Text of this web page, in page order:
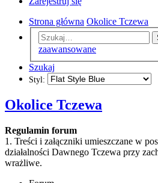
Strona główna Okolice Tczewa
zaawansowane
Szukaj
Styl:
Okolice Tczewa
Regulamin forum
1. Treści i załączniki umieszczane w
działalności Dawnego Tczewa przy
wrażliwe.